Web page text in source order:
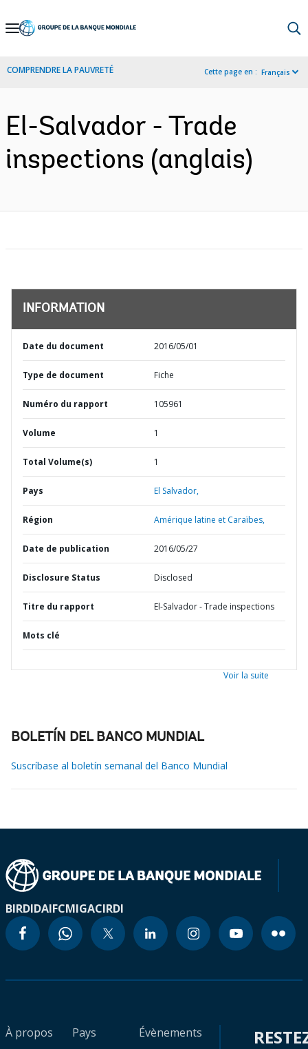
Skip
Navigation
COMPRENDRE LA PAUVRETÉ Cette page en : Français
El-Salvador - Trade
inspections (anglais)
INFORMATION
Date du document 2016/05/01
Type de document Fiche
Numéro du rapport 105961
Volume 1
Total Volume(s) 1
Pays El Salvador,
Région Amérique latine et Caraïbes,
Date de publication 2016/05/27
Disclosure Status Disclosed
Titre du rapport El-Salvador - Trade inspections
Mots clé
Voir la suite
BOLETÍN DEL BANCO MUNDIAL
Suscríbase al boletín semanal del Banco Mundial
BIRDIDAIFCMIGACIRDI
À propos
Pays
Évènements